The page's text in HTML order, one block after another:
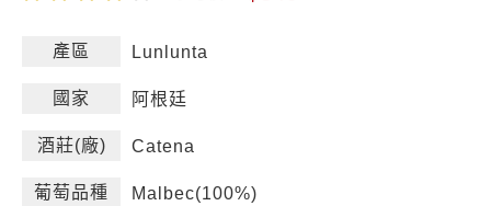
產區 Lunlunta
國家 阿根廷
酒莊(廠) Catena
葡萄品種 Malbec(100%)